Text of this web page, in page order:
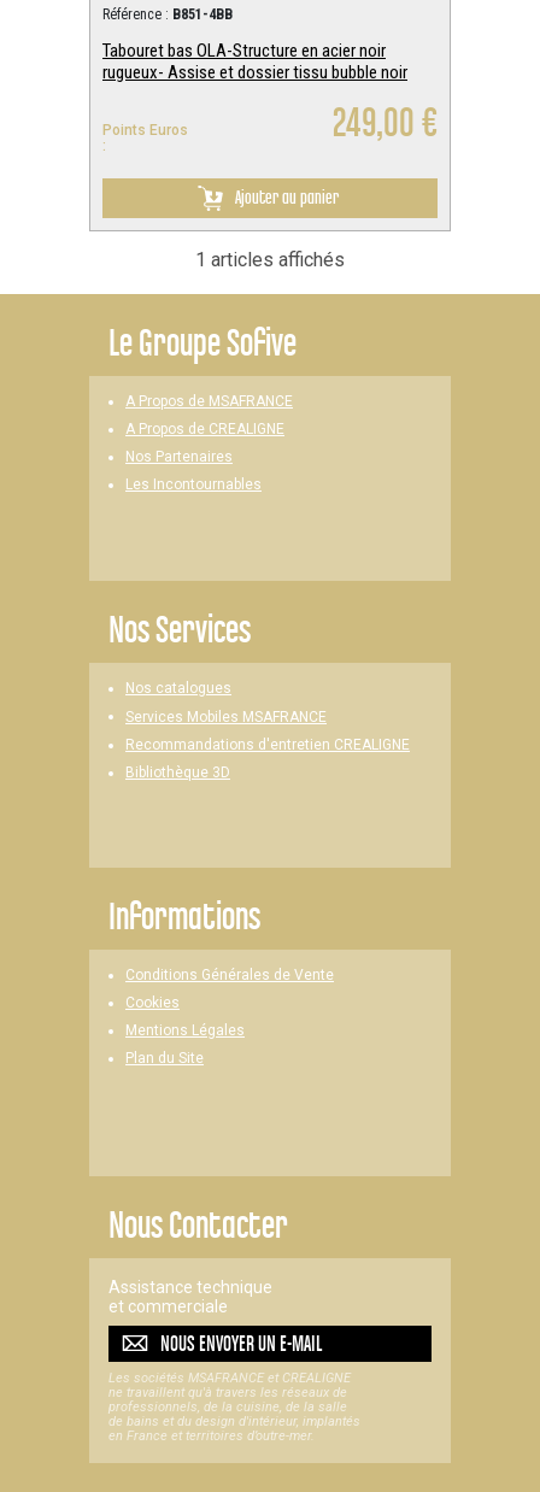
Référence : B851-4BB
Tabouret bas OLA-Structure en acier noir
rugueux- Assise et dossier tissu bubble noir
Points Euros
:
249,00 €
Ajouter au panier
1 articles affichés
LeGroupe Sofive
A Propos de MSAFRANCE
A Propos de CREALIGNE
Nos Partenaires
Les Incontournables
Nos Services
Nos catalogues
Services Mobiles MSAFRANCE
Recommandations d'entretien CREALIGNE
Bibliothèque 3D
Informations
Conditions Générales de Vente
Cookies
Mentions Légales
Plan du Site
Nous Contacter
Assistance technique
et commerciale
NOUS ENVOYER UNE-MAIL
Les sociétés MSAFRANCE et CREALIGNE
ne travaillent qu'à travers les réseaux de
professionnels, de la cuisine, de la salle
de bains et du design d'intérieur, implantés
en France et territoires d’outre-mer.